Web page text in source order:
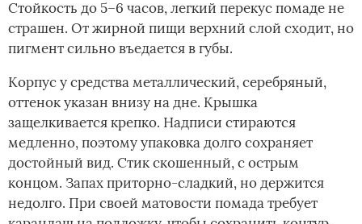
Стойкость до 5–6 часов, легкий перекус помаде не
страшен. От жирной пищи верхний слой сходит, но
пигмент сильно въедается в губы.
Корпус у средства металлический, серебряный,
оттенок указан внизу на дне. Крышка
защелкивается крепко. Надписи стираются
медленно, поэтому упаковка долго сохраняет
достойный вид. Стик скошенный, с острым
концом. Запах приторно-сладкий, но держится
недолго. При своей матовости помада требует